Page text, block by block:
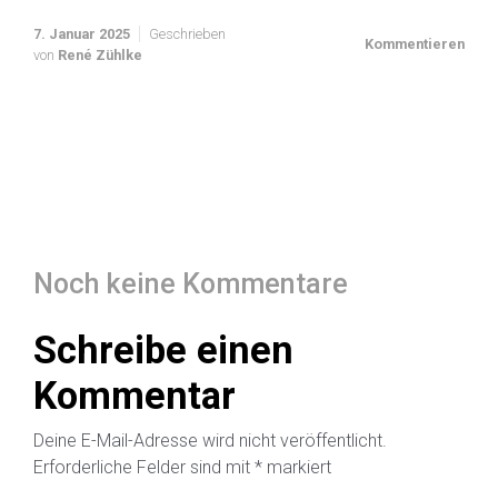
7. Januar 2025
Geschrieben
von René Zühlke
Kommentieren
Noch keine Kommentare
Schreibe einen
Kommentar
Deine E-Mail-Adresse wird nicht veröffentlicht.
Erforderliche Felder sind mit * markiert